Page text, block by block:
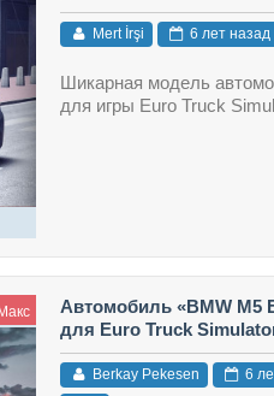
Mert İrşi 6 лет назад
Шикарная модель
для игры Euro Truck
Автомобиль «BMW M5
для Euro Truck
Berkay Pekesen 6